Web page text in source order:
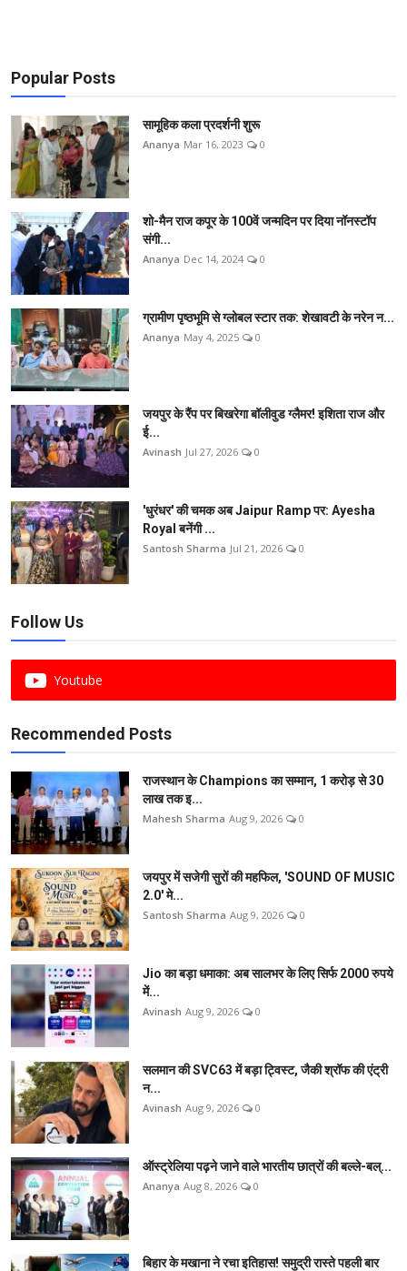
Popular Posts
सामूहिक कला प्रदर्शनी शुरू
Ananya Mar 16, 2023 0
शो-मैन राज कपूर के 100वें जन्मदिन पर दिया नॉनस्टॉप
संगी...
Ananya Dec 14, 2024 0
ग्रामीण पृष्ठभूमि से ग्लोबल स्टार तक: शेखावटी के नरेन न...
Ananya May 4, 2025 0
जयपुर के रैंप पर बिखरेगा बॉलीवुड ग्लैमर! इशिता राज और
ई...
Avinash Jul 27, 2026 0
'धुरंधर' की चमक अब Jaipur Ramp पर: Ayesha
Royal बनेंगी ...
Santosh Sharma Jul 21, 2026 0
Follow Us
Youtube
Recommended Posts
राजस्थान के Champions का सम्मान, 1 करोड़ से 30
लाख तक इ...
Mahesh Sharma Aug 9, 2026 0
जयपुर में सजेगी सुरों की महफिल, 'SOUND OF MUSIC
2.0' मे...
Santosh Sharma Aug 9, 2026 0
Jio का बड़ा धमाका: अब सालभर के लिए सिर्फ 2000 रुपये
में...
Avinash Aug 9, 2026 0
सलमान की SVC63 में बड़ा ट्विस्ट, जैकी श्रॉफ की एंट्री
न...
Avinash Aug 9, 2026 0
ऑस्ट्रेलिया पढ़ने जाने वाले भारतीय छात्रों की बल्ले-बल्...
Ananya Aug 8, 2026 0
बिहार के मखाना ने रचा इतिहास! समुद्री रास्ते पहली बार